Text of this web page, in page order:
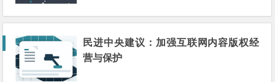
民进中央建议：加强互联网内容版权经
营与保护